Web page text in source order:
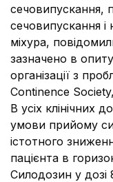
сечовипускання,
сечовипускання
міхура,
зазначено в
організації з
Continence
В усіх клінічних
умови прийому
істотного
пацієнта в
Силодозин у дозі